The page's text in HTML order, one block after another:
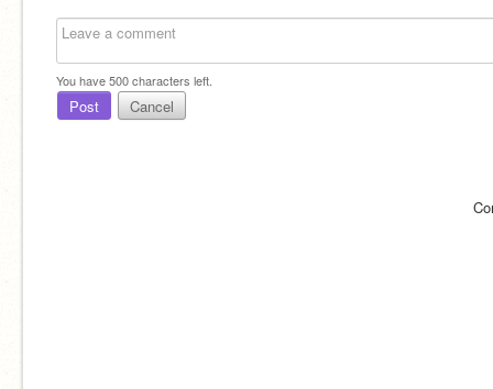
You have500characters left.
Post Cancel